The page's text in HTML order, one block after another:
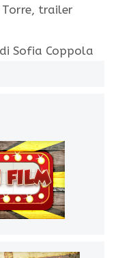
Torre, trailer
Sofia Coppola